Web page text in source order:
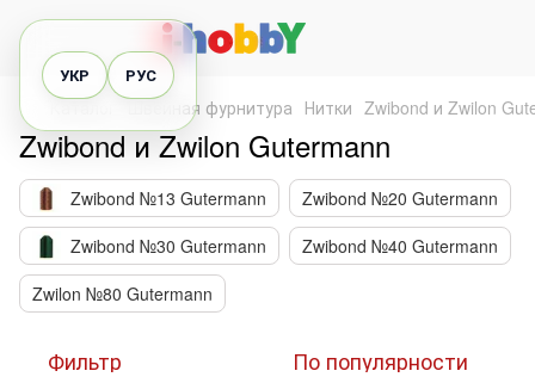
УКР РУС
Швейная фурнитура Нитки Zwibond и Zwilon
Zwibond и Zwilon Gutermann
Zwibond №13 Gutermann
Zwibond №20 Gutermann
Zwibond №30 Gutermann
Zwibond №40 Gutermann
Zwilon №80 Gutermann
Фильтр По популярности